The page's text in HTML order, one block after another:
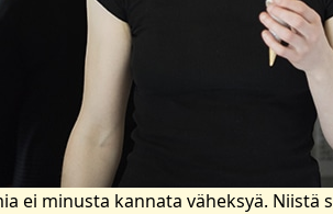
ei minusta kannata väheksyä. Niistä